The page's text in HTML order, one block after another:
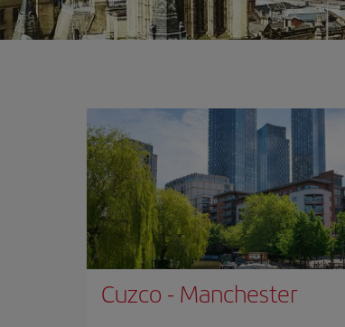
Cuzco - Manchester